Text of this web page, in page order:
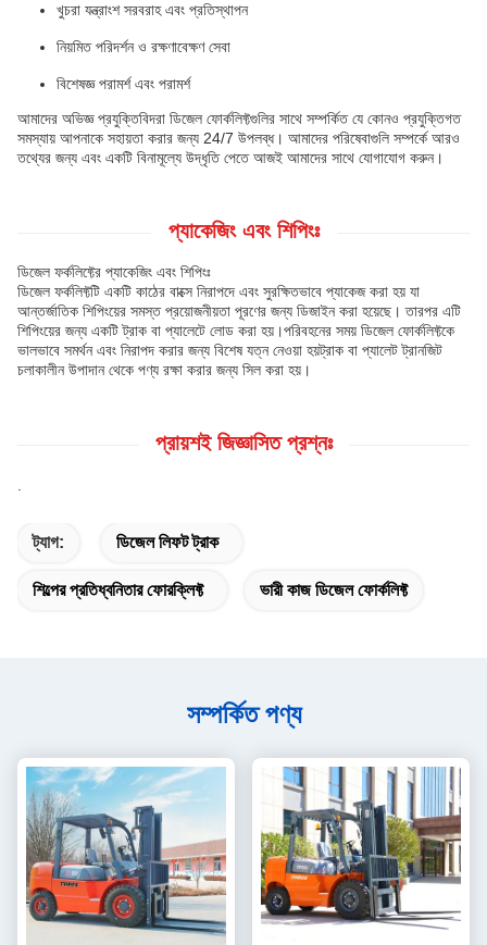
খুচরা যন্ত্রাংশ সরবরাহ এবং প্রতিস্থাপন
নিয়মিত পরিদর্শন ও রক্ষণাবেক্ষণ সেবা
বিশেষজ্ঞ পরামর্শ এবং পরামর্শ
আমাদের অভিজ্ঞ প্রযুক্তিবিদরা ডিজেল ফোর্কলিফ্টগুলির সাথে সম্পর্কিত যে কোনও প্রযুক্তিগত
সমস্যায় আপনাকে সহায়তা করার জন্য 24/7 উপলব্ধ। আমাদের পরিষেবাগুলি সম্পর্কে আরও
তথ্যের জন্য এবং একটি বিনামূল্যে উদ্ধৃতি পেতে আজই আমাদের সাথে যোগাযোগ করুন।
প্যাকেজিং এবং শিপিংঃ
ডিজেল ফর্কলিফ্টের প্যাকেজিং এবং শিপিংঃ
ডিজেল ফর্কলিফ্টটি একটি কাঠের বাক্সে নিরাপদে এবং সুরক্ষিতভাবে প্যাকেজ করা হয় যা
আন্তর্জাতিক শিপিংয়ের সমস্ত প্রয়োজনীয়তা পূরণের জন্য ডিজাইন করা হয়েছে। তারপর এটি
শিপিংয়ের জন্য একটি ট্রাক বা প্যালেটে লোড করা হয়।পরিবহনের সময় ডিজেল ফোর্কলিফ্টকে
ভালভাবে সমর্থন এবং নিরাপদ করার জন্য বিশেষ যত্ন নেওয়া হয়ট্রাক বা প্যালেট ট্রানজিট
চলাকালীন উপাদান থেকে পণ্য রক্ষা করার জন্য সিল করা হয়।
প্রায়শই জিজ্ঞাসিত প্রশ্নঃ
.
ট্যাগ: ডিজেল লিফট ট্রাক
শিল্পের প্রতিধ্বনিতার ফোরক্লিফ্ট ভারী কাজ ডিজেল ফোর্কলিফ্ট
সম্পর্কিত পণ্য